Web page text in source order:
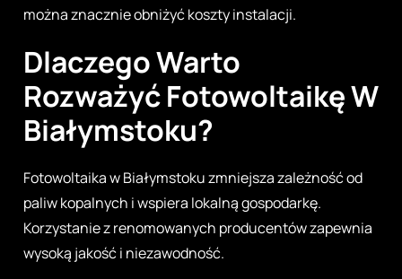
można znacznie obniżyć koszty instalacji.
Dlaczego Warto
Rozważyć Fotowoltaikę W
Białymstoku?
Fotowoltaika w Białymstoku zmniejsza zależność od
paliw kopalnych i wspiera lokalną gospodarkę.
Korzystanie z renomowanych producentów zapewnia
wysoką jakość i niezawodność.